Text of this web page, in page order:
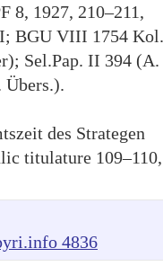
8, 1927, 210–211,
BGU VIII 1754 Kol.
Sel.Pap. II 394 (A.
Übers.).
des Strategen
titulature 109–110,
4836